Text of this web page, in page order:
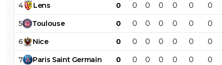
4 Lens 0 0 0 0 0 0 0
5 Toulouse 0 0 0 0 0 0 0
6 Nice 0 0 0 0 0 0 0
7 Paris Saint Germain 0 0 0 0 0 0 0